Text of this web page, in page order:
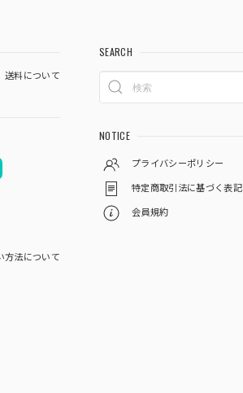
送料について
方法について
SEARCH
NOTICE
プライバシーポリシー
特定商取引法に基づく表記
会員規約